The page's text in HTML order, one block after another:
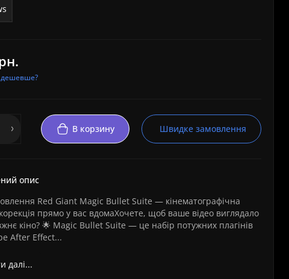
В корзину Швидке замовлення
опис
Red Giant Magic Bullet Suite — кінематографічна
прямо у вас вдомаХочете, щоб ваше відео виглядало
кіно? 🌟 Magic Bullet Suite — це набір потужних плагінів
After Effect...
далі...